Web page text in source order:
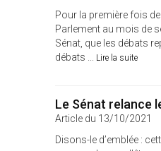
Pour la première fois
Parlement au mois de
Sénat, que les débats
débats ...
Lire la suite
Le Sénat relance
Article du 13/10/2021
Disons-le d’emblée :